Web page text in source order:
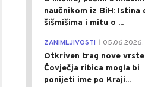
naučnikom iz BiH: Istina
šišmišima i mitu o ...
ZANIMLJIVOSTI 05.06.2026.
Otkriven trag nove
Čovječja ribica mogla bi
ponijeti ime po Kraji...